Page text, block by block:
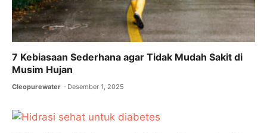
7 Kebiasaan Sederhana agar Tidak Mudah Sakit di
Musim Hujan
Cleopurewater Desember 1, 2025